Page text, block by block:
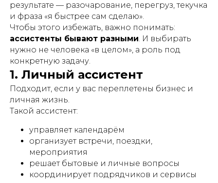
результате — разочарование, перегруз, текучка
и фраза «я быстрее сам сделаю».
Чтобы этого избежать, важно понимать:
ассистенты бывают разными. И выбирать
нужно не человека «в целом», а роль под
конкретную задачу.
1. Личный ассистент
Подходит, если у вас переплетены бизнес и
личная жизнь.
Такой ассистент:
управляет календарём
организует встречи, поездки,
мероприятия
решает бытовые и личные вопросы
координирует подрядчиков и сервисы